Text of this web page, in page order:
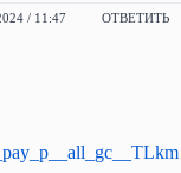
/ 11:47 ОТВЕТИТЬ